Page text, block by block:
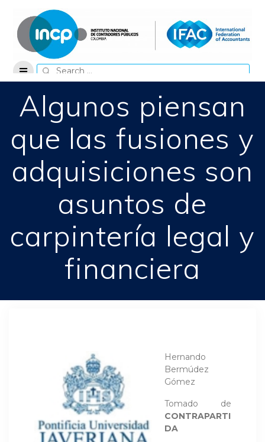
content
Search
for:
Algunos piensan
que las fusiones y
adquisiciones son
asuntos de
carpintería legal y
financiera
Hernando
Bermúdez
Gómez
Tomado de
CONTRAPARTI
DA